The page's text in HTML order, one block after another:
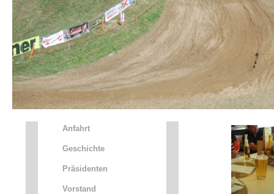
Anfahrt
Geschichte
Präsidenten
Vorstand